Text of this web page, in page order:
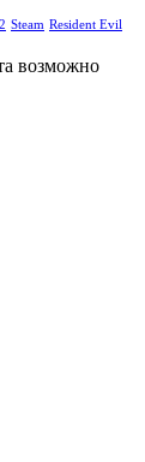
Steam Resident Evil
возможно